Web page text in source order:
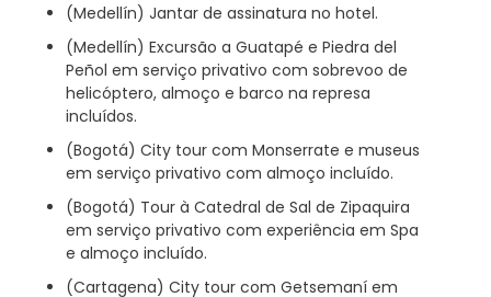
(Medellín) Jantar de assinatura no hotel.
(Medellín) Excursão a Guatapé e Piedra del
Peñol em serviço privativo com sobrevoo de
helicóptero, almoço e barco na represa
incluídos.
(Bogotá) City tour com Monserrate e museus
em serviço privativo com almoço incluído.
(Bogotá) Tour à Catedral de Sal de Zipaquira
em serviço privativo com experiência em Spa
e almoço incluído.
(Cartagena) City tour com Getsemaní em